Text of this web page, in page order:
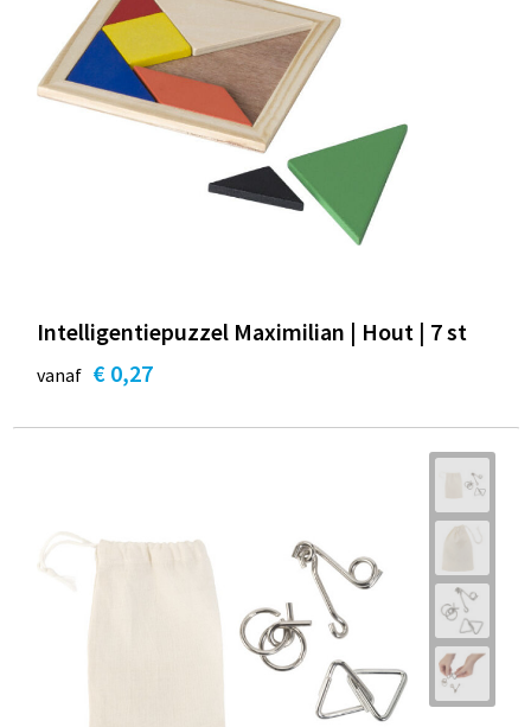
Intelligentiepuzzel Maximilian | Hout | 7 st
vanaf € 0,27